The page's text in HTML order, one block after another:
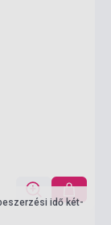
idő két-